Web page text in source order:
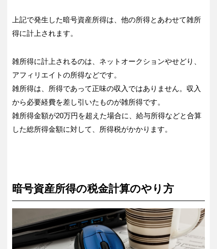
上記で発生した暗号資産所得は、他の所得とあわせて雑所
得に計上されます。
雑所得に計上されるのは、ネットオークションやせどり、
アフィリエイトの所得などです。
雑所得は、所得であって正味の収入ではありません。収入
から必要経費を差し引いたものが雑所得です。
雑所得金額が20万円を超えた場合に、給与所得などと合算
した総所得金額に対して、所得税がかかります。
暗号資産所得の税金計算のやり方